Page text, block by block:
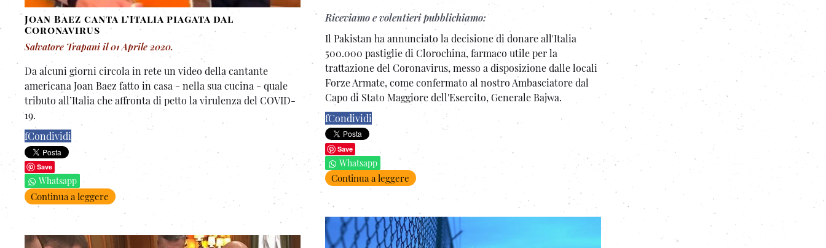
Joan Baez canta l’Italia piagata dal
Coronavirus
Salvatore Trapani il01 Aprile 2020.
Da alcuni giorni circola in rete un video della cantante
americana Joan Baez fatto in casa - nella sua cucina - quale
tributo all’Italia che affronta di petto la virulenza del COVID-
19.
fCondividi
Save
Whatsapp
Continua a leggere
Riceviamo e volentieri pubblichiamo:
Il Pakistan ha annunciato la decisione di donare all'Italia
500.000 pastiglie di Clorochina, farmaco utile per la
trattazione del Coronavirus, messo a disposizione dalle locali
Forze Armate, come confermato al nostro Ambasciatore dal
Capo di Stato Maggiore dell'Esercito, Generale Bajwa.
fCondividi
Save
Whatsapp
Continua a leggere